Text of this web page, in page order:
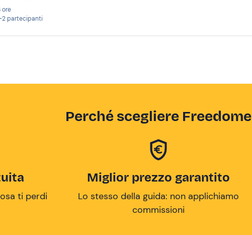
ore
2 partecipanti
Perché scegliere Freedome
ti perdi
Miglior prezzo garantito
Lo stesso della guida: non applichiamo
commissioni